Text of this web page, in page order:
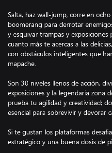
Salta, haz wall‑jump, corre en
boomerang para derrotar
y esquivar trampas y exposiciones
cuanto más te acercas a las
con obstáculos inteligentes que
mapache.
Son 30 niveles llenos de acción,
exposiciones y la legendaria zona
prueba tu agilidad y creatividad;
esencial para sobrevivir y devorar
Si te gustan los plataformas
estratégico y una buena dosis de